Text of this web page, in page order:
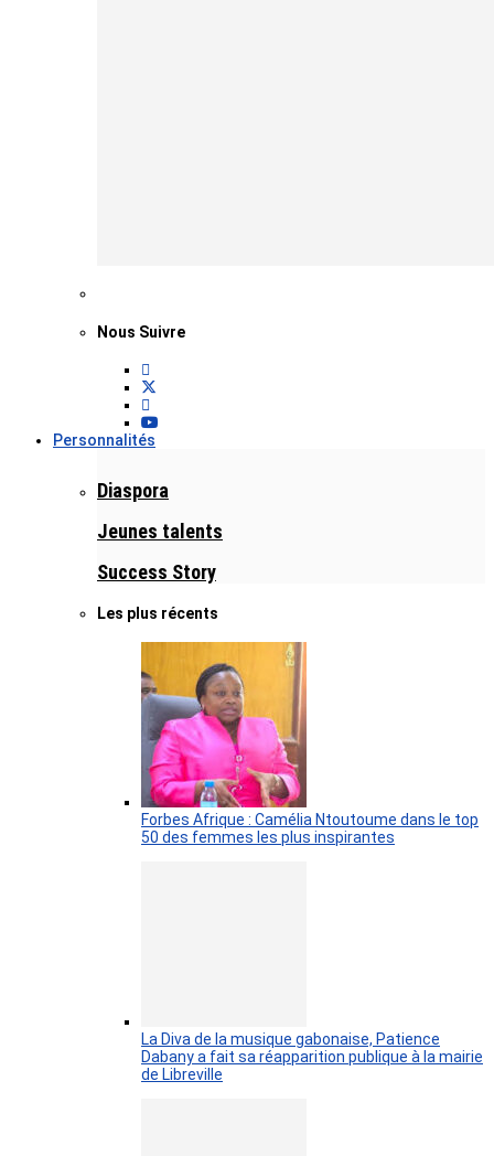
Nous Suivre
Personnalités
Diaspora
Jeunes talents
Success Story
Les plus récents
Forbes Afrique : Camélia Ntoutoume dans le top
50 des femmes les plus inspirantes
La Diva de la musique gabonaise, Patience
Dabany a fait sa réapparition publique à la mairie
de Libreville